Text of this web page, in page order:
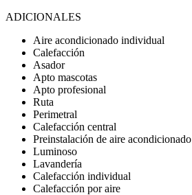
ADICIONALES
Aire acondicionado individual
Calefacción
Asador
Apto mascotas
Apto profesional
Ruta
Perimetral
Calefacción central
Preinstalación de aire acondicionado
Luminoso
Lavandería
Calefacción individual
Calefacción por aire